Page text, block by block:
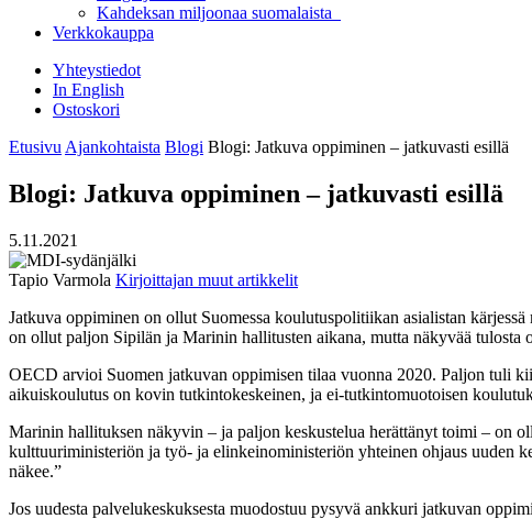
Kahdeksan miljoonaa suomalaista
Verkkokauppa
Yhteystiedot
In English
Ostoskori
Etusivu Ajankohtaista Blogi Blogi: Jatkuva oppiminen – jatkuvasti esillä
Blogi: Jatkuva oppiminen – jatkuvasti esillä
5.11.2021
Tapio Varmola Kirjoittajan muut artikkelit
Jatkuva oppiminen on ollut Suomessa koulutuspolitiikan asialistan
on ollut paljon Sipilän ja Marinin hallitusten aikana, mutta näkyvää tulosta
OECD arvioi Suomen jatkuvan oppimisen tilaa vuonna 2020. Paljon tuli
aikuiskoulutus on kovin tutkintokeskeinen, ja ei-tutkintomuotoisen
Marinin hallituksen näkyvin – ja paljon keskustelua herättänyt toimi – on
kulttuuriministeriön ja työ- ja elinkeinoministeriön yhteinen ohjaus uuden
näkee.”
Jos uudesta palvelukeskuksesta muodostuu pysyvä ankkuri jatkuvan